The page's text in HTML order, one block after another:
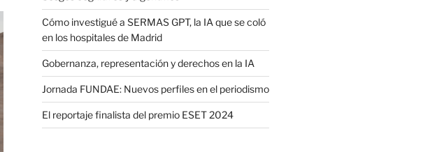
Cómo investigué a SERMAS GPT, la IA que se coló
en los hospitales de Madrid
Gobernanza, representación y derechos en la IA
Jornada FUNDAE: Nuevos perfiles en el periodismo
El reportaje finalista del premio ESET 2024